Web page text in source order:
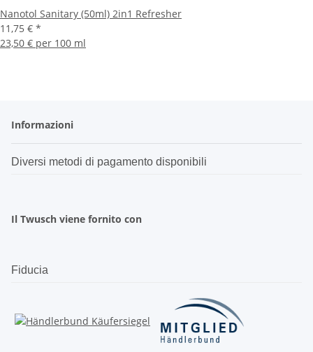
Nanotol Sanitary (50ml) 2in1 Refresher
11,75 € *
23,50 € per 100 ml
Informazioni
Diversi metodi di pagamento disponibili
Il Twusch viene fornito con
Fiducia